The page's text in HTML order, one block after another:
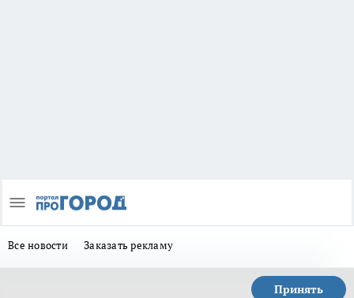
Все новости Заказать рекламу
Принять